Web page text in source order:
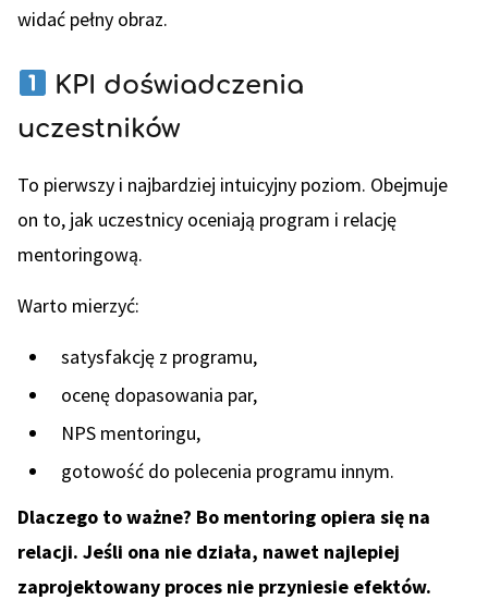
widać pełny obraz.
KPI doświadczenia
uczestników
To pierwszy i najbardziej intuicyjny poziom. Obejmuje
on to, jak uczestnicy oceniają program i relację
mentoringową.
Warto mierzyć:
satysfakcję z programu,
ocenę dopasowania par,
NPS mentoringu,
gotowość do polecenia programu innym.
Dlaczego to ważne? Bo mentoring opiera się na
relacji. Jeśli ona nie działa, nawet najlepiej
zaprojektowany proces nie przyniesie efektów.